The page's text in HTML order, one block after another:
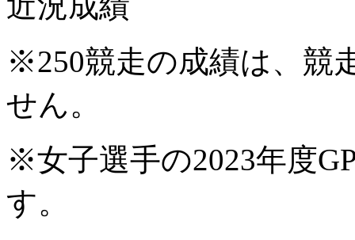
※250競走の成績は、競
せん。
※女子選手の2023年度
す。